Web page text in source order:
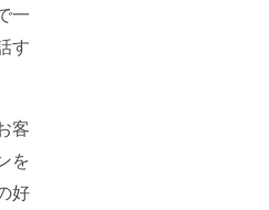
一
す
客
を
好